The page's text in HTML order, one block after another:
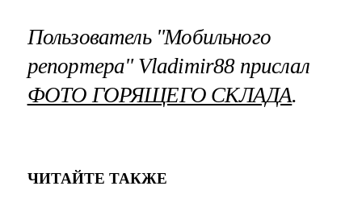
Пользователь "Мобильного
репортера" Vladimir88 прислал
ФОТО ГОРЯЩЕГО СКЛАДА.
ЧИТАЙТЕ ТАКЖЕ